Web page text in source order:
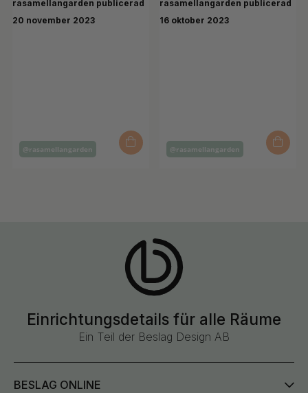
Inlägg
@rasamellangarden
Inlägg
@rasamellangarden
Einrichtungsdetails für alle Räume
Ein Teil der Beslag Design AB
BESLAG ONLINE